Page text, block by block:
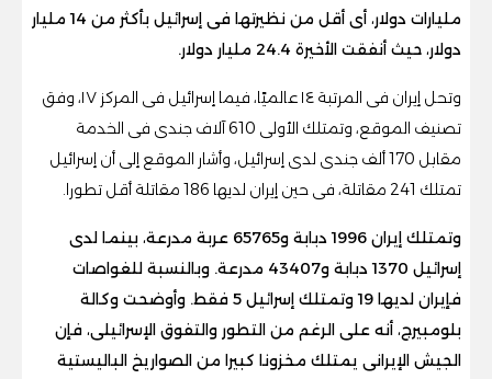
مليارات دولار، أى أقل من نظيرتها فى إسرائيل بأكثر من 14 مليار
دولار، حيث أنفقت الأخيرة 24.4 مليار دولار.
وتحل إيران فى المرتبة ١٤ عالميًا، فيما إسرائيل فى المركز ١٧، وفق
تصنيف الموقع، وتمتلك الأولى 610 آلاف جندى فى الخدمة
مقابل 170 ألف جندى لدى إسرائيل، وأشار الموقع إلى أن إسرائيل
تمتلك 241 مقاتلة، فى حين إيران لديها 186 مقاتلة أقل تطورا.
وتمتلك إيران 1996 دبابة و65765 عربة مدرعة، بينما لدى
إسرائيل 1370 دبابة و43407 مدرعة. وبالنسبة للغواصات
فإيران لديها 19 وتمتلك إسرائيل 5 فقط. وأوضحت وكالة
بلومبيرج، أنه على الرغم من التطور والتفوق الإسرائيلى، فإن
الجيش الإيرانى يمتلك مخزونا كبيرا من الصواريخ الباليستية